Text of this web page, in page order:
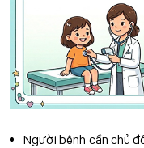
Người bệnh cần chủ